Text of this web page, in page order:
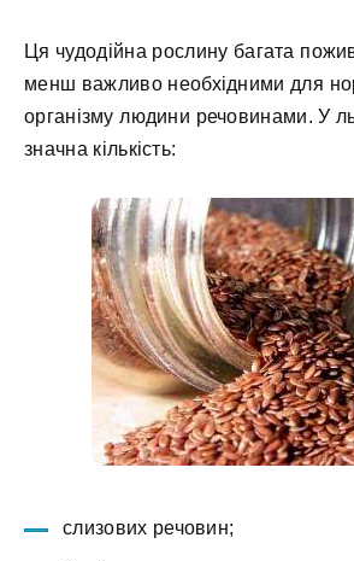
Ця чудодійна рослину багата
менш важливо необхідними для
організму людини речовинами. У
значна кількість:
слизових речовин;